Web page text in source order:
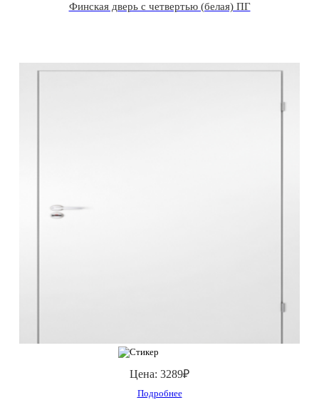
Финская дверь с четвертью (белая) ПГ
Цена: 3289₽
Подробнее